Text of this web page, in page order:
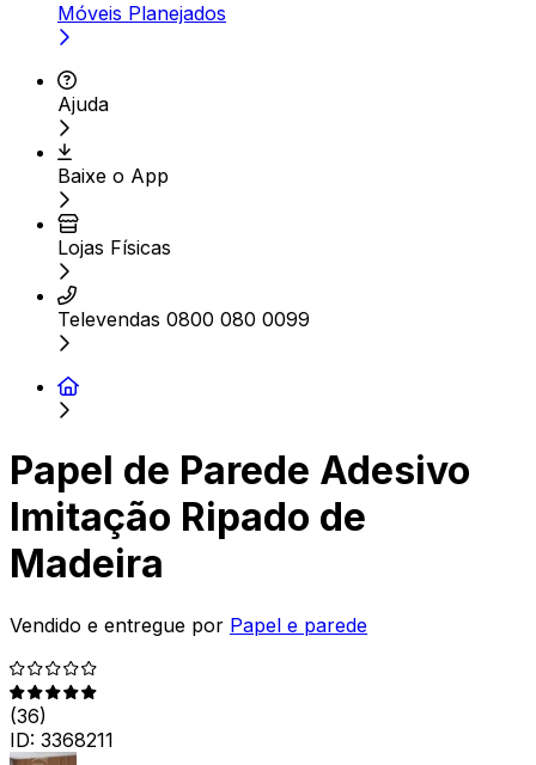
Móveis Planejados
Ajuda
Baixe o App
Lojas Físicas
Televendas 0800 080 0099
Papel de Parede Adesivo
Imitação Ripado de
Madeira
Vendido e entregue por Papel e parede
(36)
ID: 3368211